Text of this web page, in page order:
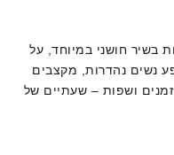
בשיר חושני במיוחד, על
נשים נהדרות, מקצבים
ושפות – שעתיים של